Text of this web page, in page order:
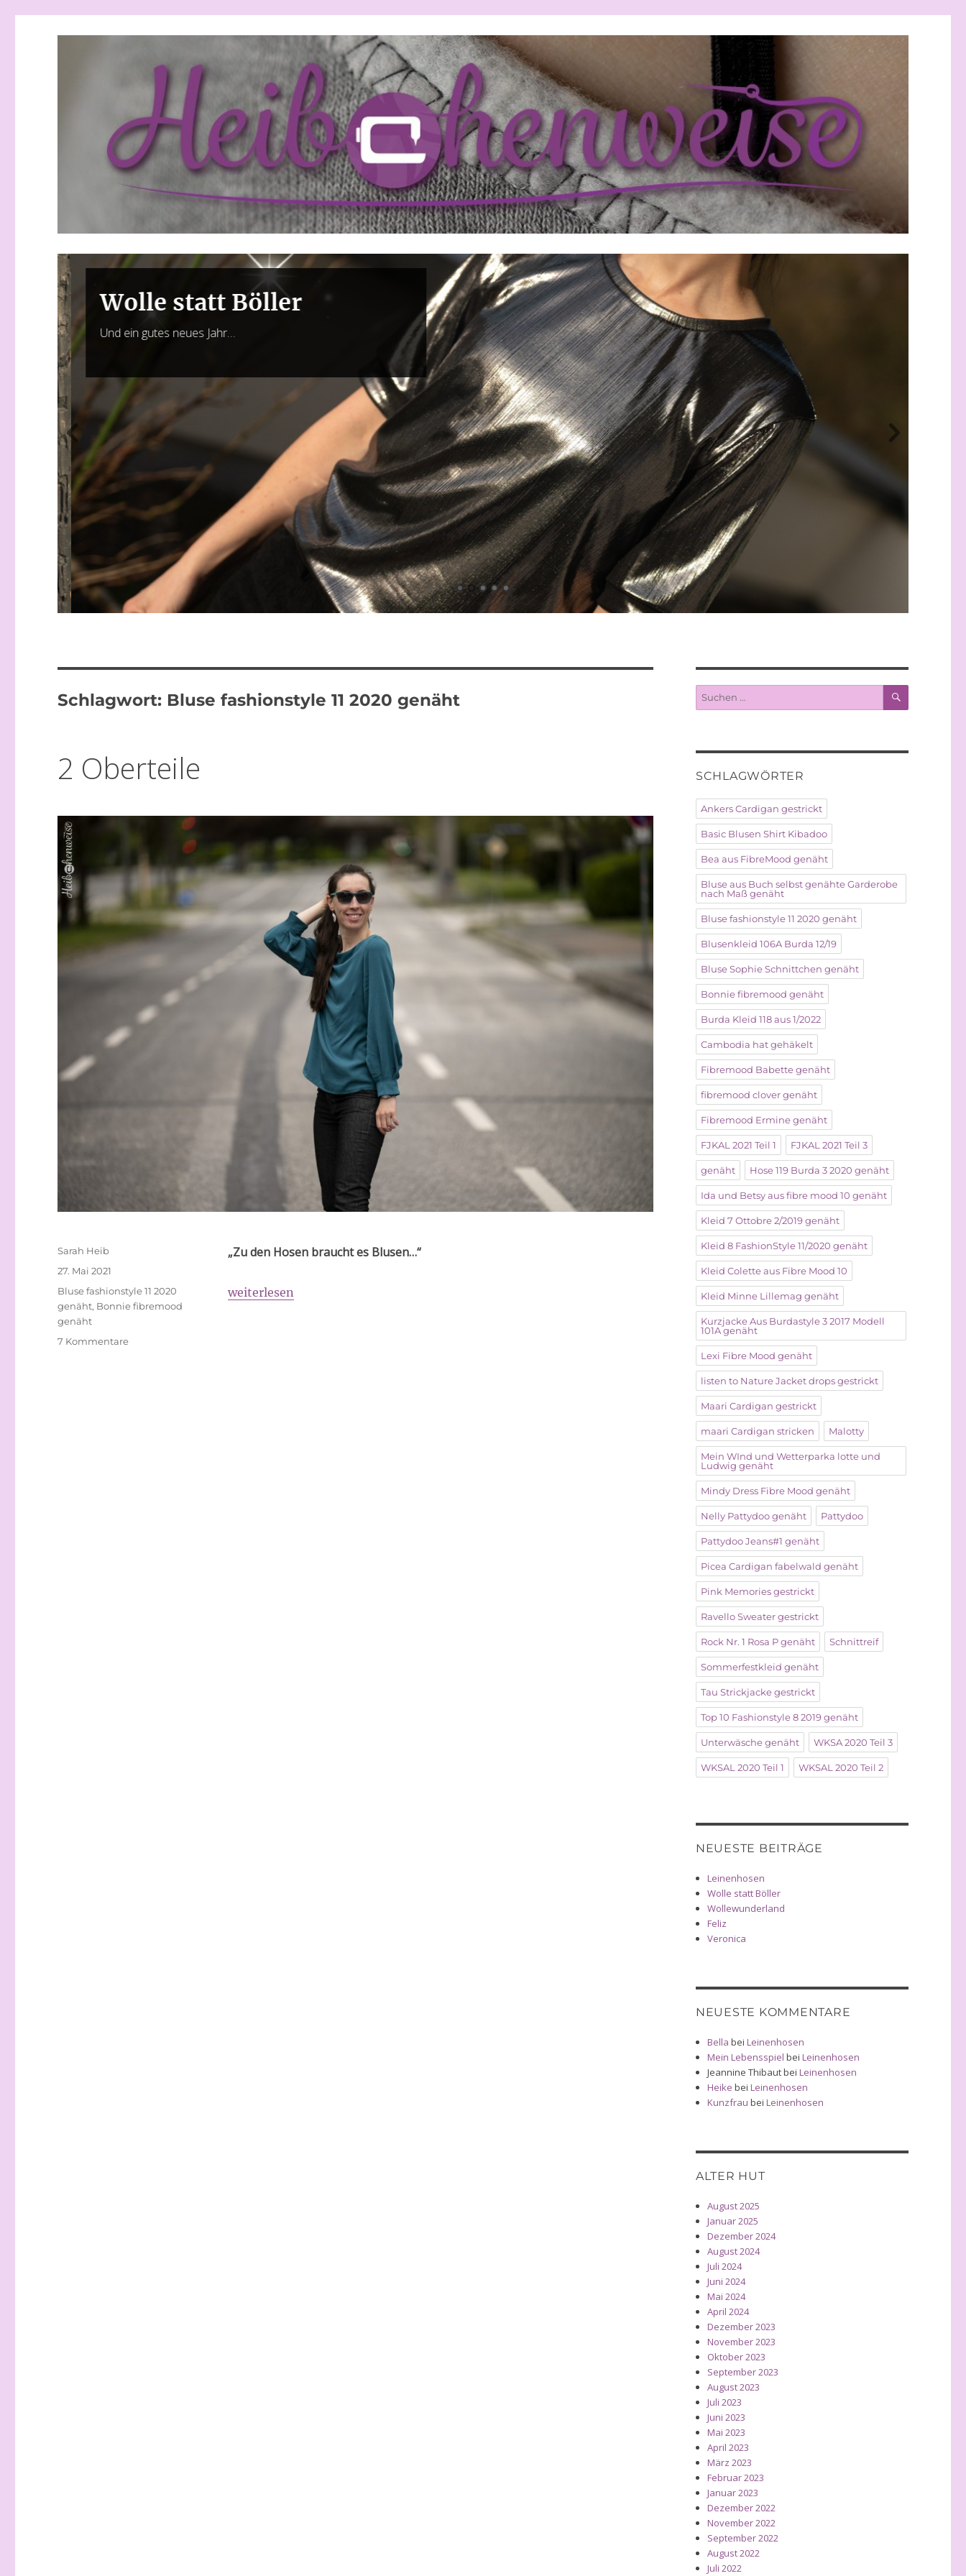
Wolle statt Böller
Und ein gutes neues Jahr…
Schlagwort: Bluse fashionstyle 11 2020 genäht
2 Oberteile
„Zu den Hosen braucht es Blusen…“
„2 Oberteile“
weiterlesen
Autor
Sarah Heib
Veröffentlicht
am
27. Mai 2021
Schlagwörter
Bluse fashionstyle 11 2020
genäht, Bonnie fibremood
genäht
7 Kommentarezu
Suche
nach:
SUCHEN
SCHLAGWÖRTER
Ankers Cardigan gestrickt
Basic Blusen Shirt Kibadoo
Bea aus FibreMood genäht
Bluse aus Buch selbst genähte Garderobe
nach Maß genäht
Bluse fashionstyle 11 2020 genäht
Blusenkleid 106A Burda 12/19
Bluse Sophie Schnittchen genäht
Bonnie fibremood genäht
Burda Kleid 118 aus 1/2022
Cambodia hat gehäkelt
Fibremood Babette genäht
fibremood clover genäht
Fibremood Ermine genäht
FJKAL 2021 Teil 1 FJKAL 2021 Teil 3
genäht Hose 119 Burda 3 2020 genäht
Ida und Betsy aus fibre mood 10 genäht
Kleid 7 Ottobre 2/2019 genäht
Kleid 8 FashionStyle 11/2020 genäht
Kleid Colette aus Fibre Mood 10
Kleid Minne Lillemag genäht
Kurzjacke Aus Burdastyle 3 2017 Modell
101A genäht
Lexi Fibre Mood genäht
listen to Nature Jacket drops gestrickt
Maari Cardigan gestrickt
maari Cardigan stricken Malotty
Mein WInd und Wetterparka lotte und
Ludwig genäht
Mindy Dress Fibre Mood genäht
Nelly Pattydoo genäht Pattydoo
Pattydoo Jeans#1 genäht
Picea Cardigan fabelwald genäht
Pink Memories gestrickt
Ravello Sweater gestrickt
Rock Nr. 1 Rosa P genäht Schnittreif
Sommerfestkleid genäht
Tau Strickjacke gestrickt
Top 10 Fashionstyle 8 2019 genäht
Unterwäsche genäht WKSA 2020 Teil 3
WKSAL 2020 Teil 1 WKSAL 2020 Teil 2
NEUESTE BEITRÄGE
Leinenhosen
Wolle statt Böller
Wollewunderland
Feliz
Veronica
NEUESTE KOMMENTARE
Bella beiLeinenhosen
Mein Lebensspiel beiLeinenhosen
Jeannine ThibautbeiLeinenhosen
Heike beiLeinenhosen
Kunzfrau beiLeinenhosen
ALTER HUT
August 2025
Januar 2025
Dezember 2024
August 2024
Juli 2024
Juni 2024
Mai 2024
April 2024
Dezember 2023
November 2023
Oktober 2023
September 2023
August 2023
Juli 2023
Juni 2023
Mai 2023
April 2023
März 2023
Februar 2023
Januar 2023
Dezember 2022
November 2022
September 2022
August 2022
Juli 2022